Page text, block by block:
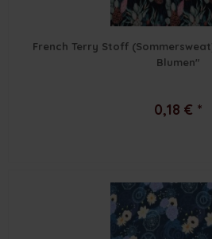
French Terry Stoff
Blumen"
0,18 € *